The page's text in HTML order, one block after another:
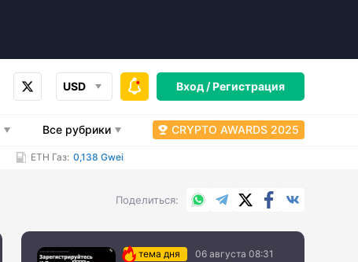
USD Вход /Регистрация
Все рубрики CRYPTO AWARDS 2025
ETH Газ: 0,138 Gwei
Поделиться WhatsApp
TelegramX.comFacebook
тема дня 06 августа 08:31